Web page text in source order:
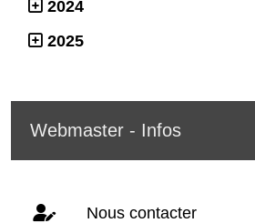
2024
2025
Webmaster - Infos
Nous contacter